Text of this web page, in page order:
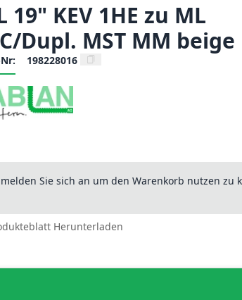
19" KEV 1HE zu ML
Dupl. MST MM beige
198228016
Sie sich an um den Warenkorb nutzen
Herunterladen